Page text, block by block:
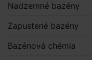
Nadzemné bazény
Zapustené bazény
Bazénová chémia